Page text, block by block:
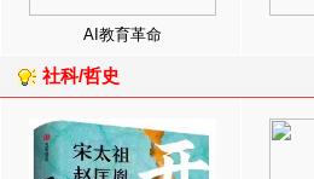
AI教育革命
社科/哲史